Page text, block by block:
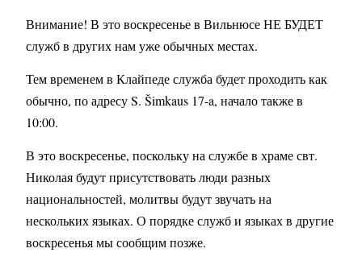
Внимание! В это воскресенье в Вильнюсе НЕ БУДЕТ
служб в других нам уже обычных местах.
Тем временем в Клайпеде служба будет проходить как
обычно, по адресу S. Šimkaus 17-a, начало также в
10:00.
В это воскресенье, поскольку на службе в храме свт.
Николая будут присутствовать люди разных
национальностей, молитвы будут звучать на
нескольких языках. О порядке служб и языках в другие
воскресенья мы сообщим позже.